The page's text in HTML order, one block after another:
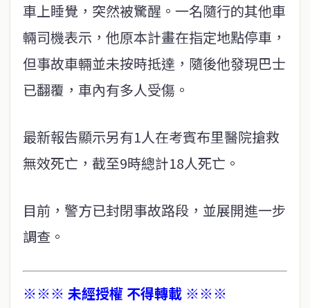
車上睡覺，突然被驚醒。一名隨行的其他車
輛司機表示，他原本計畫在指定地點停車，
但事故車輛並未按時抵達，隨後他發現巴士
已翻覆，車內有多人受傷。
最新報告顯示另有1人在考賓布里醫院搶救
無效死亡，截至9時總計18人死亡。
目前，警方已封閉事故路段，並展開進一步
調查。
※※※ 未經授權 不得轉載 ※※※